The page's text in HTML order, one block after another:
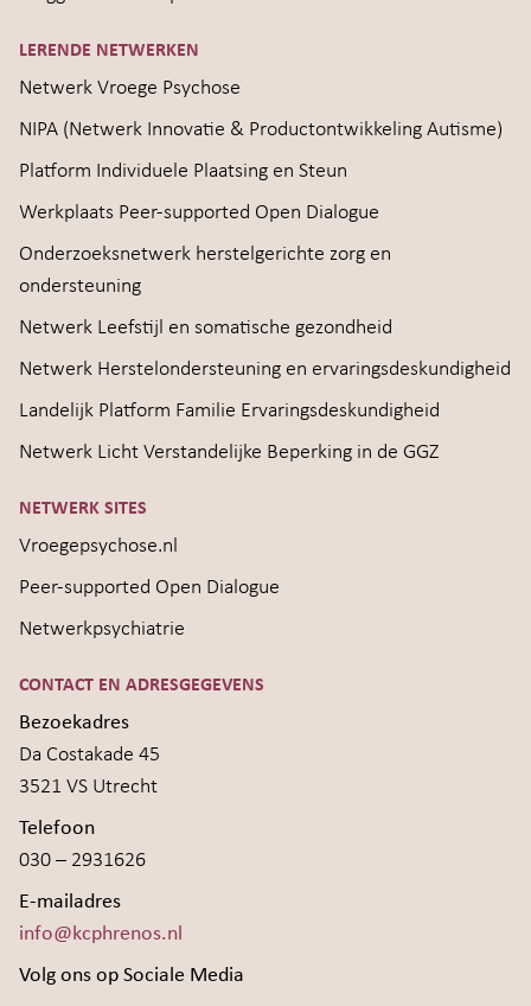
LERENDE NETWERKEN
Netwerk Vroege Psychose
NIPA (Netwerk Innovatie & Productontwikkeling Autisme)
Platform Individuele Plaatsing en Steun
Werkplaats Peer-supported Open Dialogue
Onderzoeksnetwerk herstelgerichte zorg en
ondersteuning
Netwerk Leefstijl en somatische gezondheid
Netwerk Herstelondersteuning en ervaringsdeskundigheid
Landelijk Platform Familie Ervaringsdeskundigheid
Netwerk Licht Verstandelijke Beperking in de GGZ
NETWERK SITES
Vroegepsychose.nl
Peer-supported Open Dialogue
Netwerkpsychiatrie
CONTACT EN ADRESGEGEVENS
Bezoekadres
Da Costakade 45
3521 VS Utrecht
Telefoon
030 – 2931626
E-mailadres
info@kcphrenos.nl
Volg ons op Sociale Media